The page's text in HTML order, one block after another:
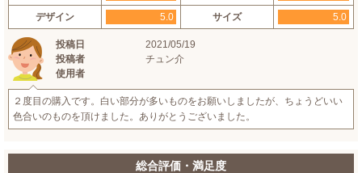
デザイン 5.0 サイズ 5.0
投稿日
2021/05/19
投稿者
チュン介
使用者
２度目の購入です。白い部分が多いものをお願いしましたが、ちょうどいい
色合いのものを頂けました。ありがとうございました。
総合評価・満足度